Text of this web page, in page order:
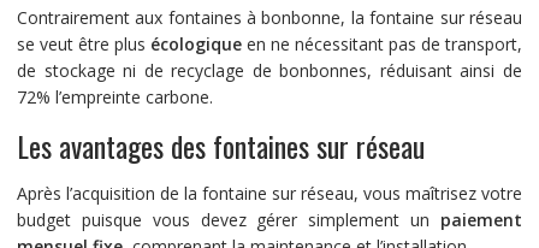
Contrairement aux fontaines à bonbonne, la fontaine sur réseau
se veut être plus écologiqueen ne nécessitant pas de transport,
de stockage ni de recyclage de bonbonnes, réduisant ainsi de
72% l’empreinte carbone.
Les avantages des fontaines sur réseau
Après l’acquisition de la fontaine sur réseau, vous maîtrisez votre
budget puisque vous devez gérer simplement un paiement